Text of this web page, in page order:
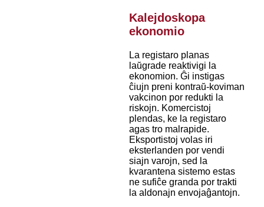
Kalejdoskopa
ekonomio
La registaro planas
laŭgrade reaktivigi la
ekonomion. Ĝi instigas
ĉiujn preni kontraŭ-koviman
vakcinon por redukti la
riskojn. Komercistoj
plendas, ke la registaro
agas tro malrapide.
Eksportistoj volas iri
eksterlanden por vendi
siajn varojn, sed la
kvarantena sistemo estas
ne sufiĉe granda por trakti
la aldonajn envojaĝantojn.